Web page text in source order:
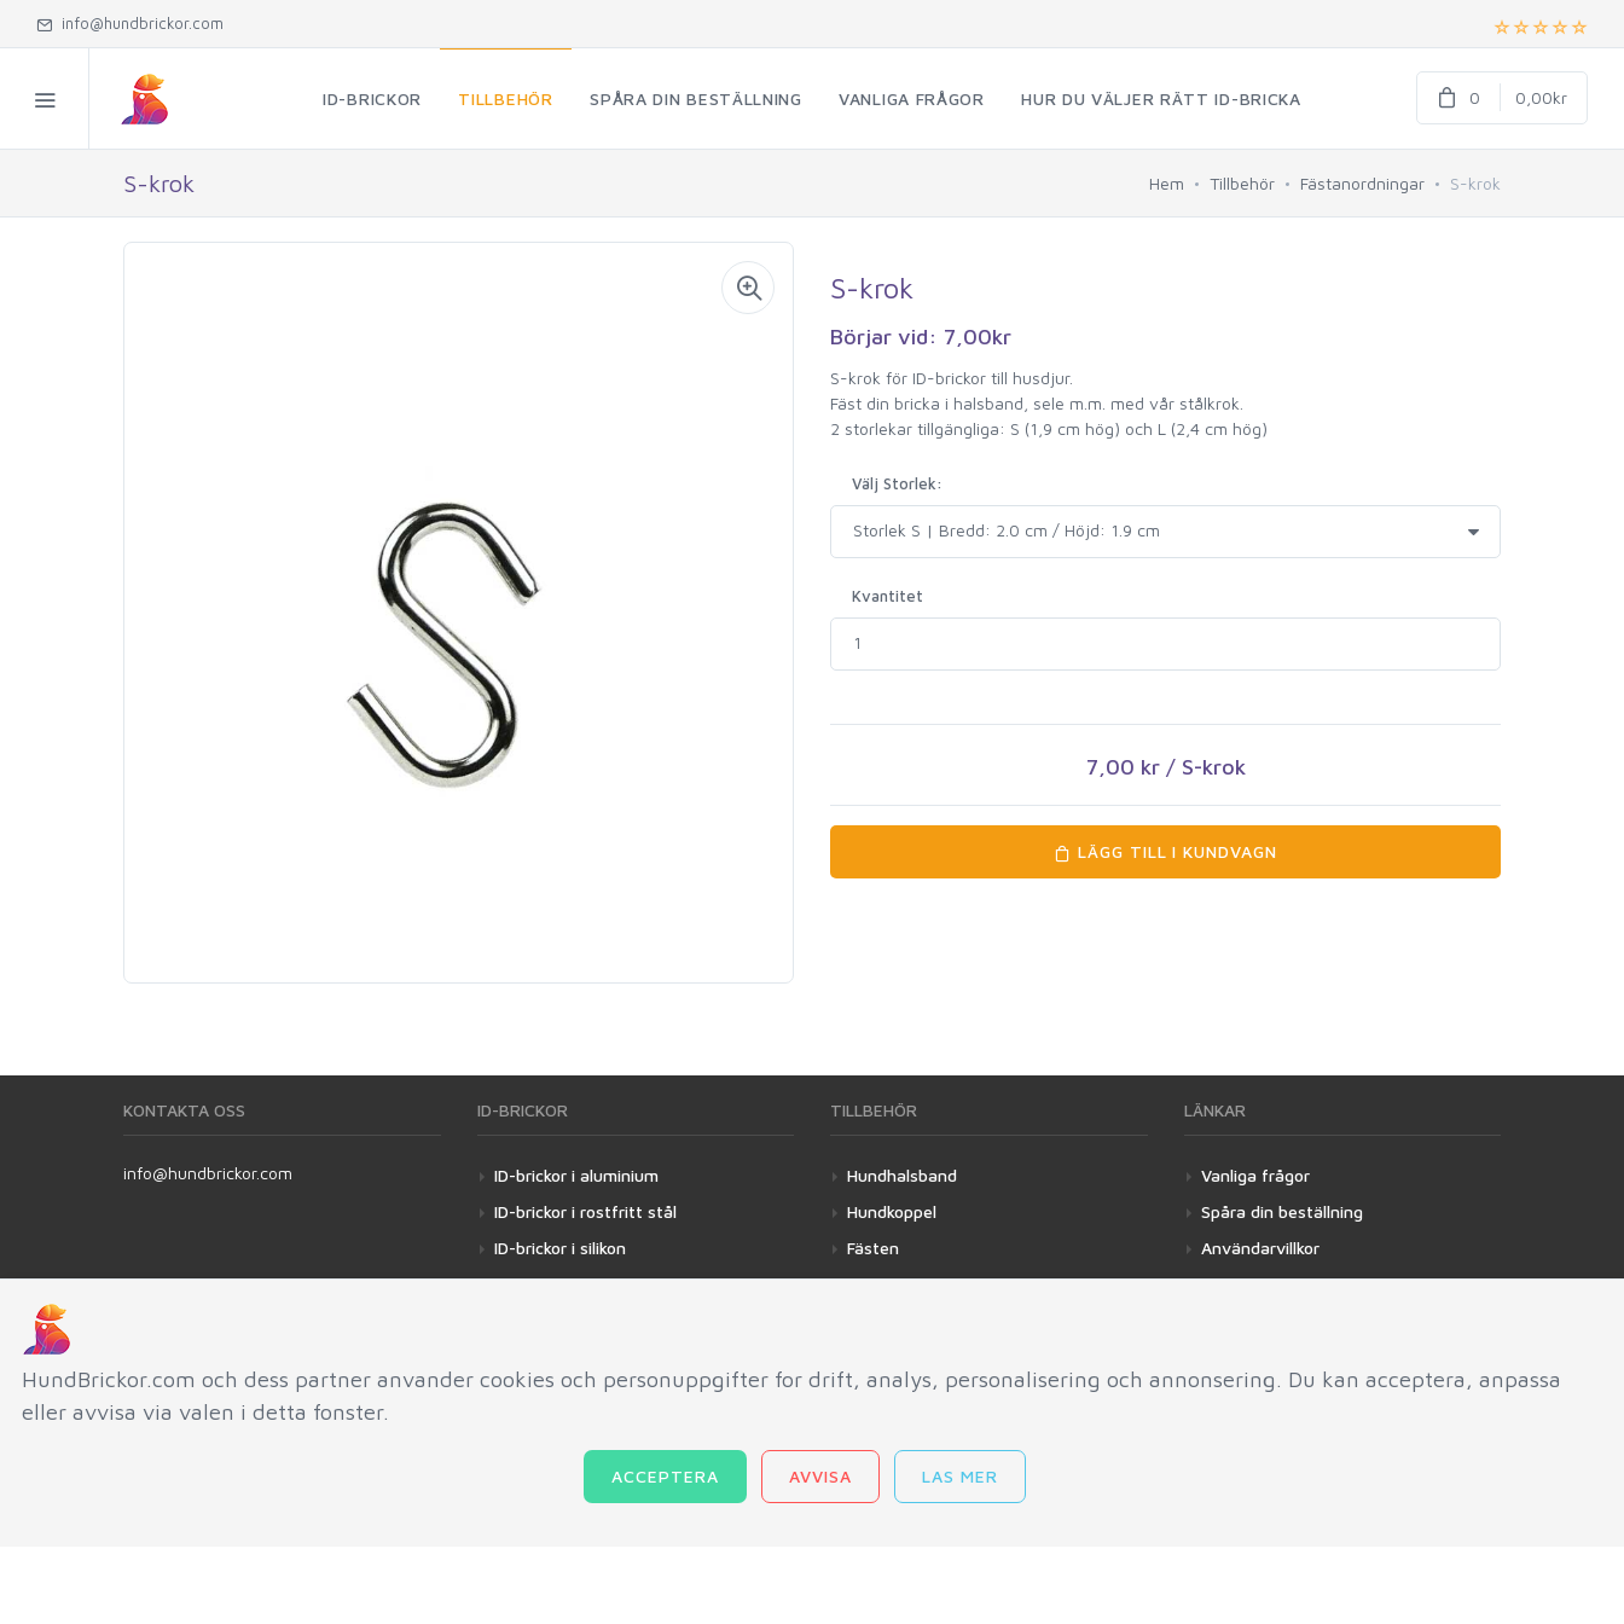
HundBrickor.com och dess partner anvander cookies och personuppgifter for drift, analys, personalisering och annonsering. Du kan acceptera, anpassa
eller avvisa via valen i detta fonster.
ACCEPTERA AVVISA LAS MER
info@hundbrickor.com
ID-BRICKOR TILLBEHÖR SPÅRA DIN BESTÄLLNING VANLIGA FRÅGOR HUR DU VÄLJER RÄTT ID-BRICKA 0 0,00kr
S-krok Hem Tillbehör Fästanordningar S-krok
S-krok
Börjar vid: 7,00kr
S-krok för ID-brickor till husdjur.
Fäst din bricka i halsband, sele m.m. med vår stålkrok.
2 storlekar tillgängliga: S (1,9 cm hög) och L (2,4 cm hög)
Välj Storlek:
Kvantitet
7,00 kr/ S-krok
LÄGG TILL I KUNDVAGN
KONTAKTA OSS
info@hundbrickor.com
ID-BRICKOR
ID-brickor i aluminium
ID-brickor i rostfritt stål
ID-brickor i silikon
ID-brickor i trä
TILLBEHÖR
Hundhalsband
Hundkoppel
Fästen
Skydd
LÄNKAR
Vanliga frågor
Spåra din beställning
Användarvillkor
Integritetspolicy
Hantera mina cookies